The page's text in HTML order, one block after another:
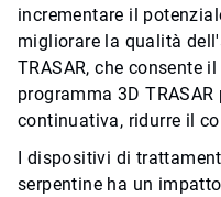
incrementare il
migliorare la qualità
TRASAR, che consente
programma 3D
continuativa, ridurre il
I dispositivi di
serpentine ha un